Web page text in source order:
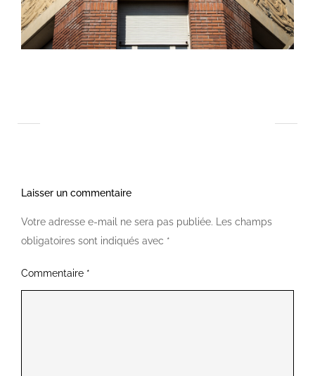
Laisser un commentaire
Votre adresse e-mail ne sera pas publiée.
Les champs
obligatoires sont indiqués avec *
Commentaire *